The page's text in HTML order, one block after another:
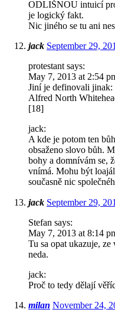
ODLIŠNOU intuicí
je logický fakt.
Nic jiného se tu ani
jack September 29,
protestant says:
May 7, 2013 at 2:54
Jiní je definovali jinak:
Alfred North
[18]
jack:
A kde je potom ten
obsaženo slovo bůh.
bohy a domnívám se,
vnímá. Mohu být
současně nic
jack September 29,
Stefan says:
May 7, 2013 at 8:14
Tu sa opat ukazuje,
neda.
jack:
Proč to tedy dělají
milan November 24,